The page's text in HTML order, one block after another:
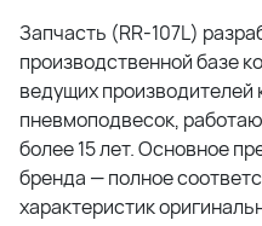
Запчасть (RR-107L)
производственной базе
ведущих
пневмоподвесок,
более 15 лет. Основное
бренда — полное
характеристик